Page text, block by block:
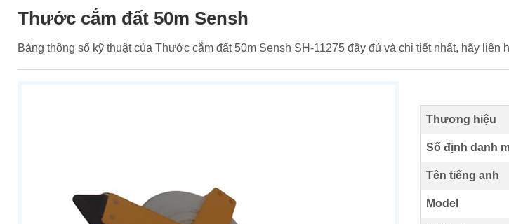
Thước cắm đất 50m Sensh
Bảng thông số kỹ thuật của Thước cắm đất 50m Sensh SH-11275 đầy đủ và chi tiết nhất, hãy
Thương hiệu
Số định danh
Tên tiếng anh
Model